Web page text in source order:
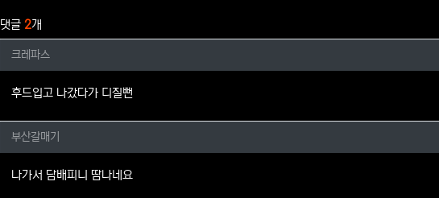
댓글 2개
크레파스님의 댓글
크레파스
후드입고 나갔다가 디질뻔
부산갈매기님의 댓글
부산갈매기
나가서 담배피니 땀나네요